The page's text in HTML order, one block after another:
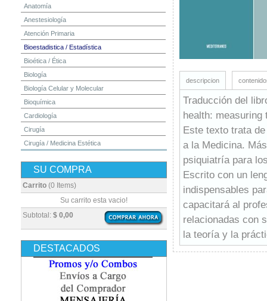
Anatomía
Anestesiología
Atención Primaria
Bioestadistica / Estadística
Bioética / Ética
Biología
Biología Celular y Molecular
Bioquímica
Cardiología
Cirugía
Cirugía / Medicina Estética
Dermatología
Diagnóstico por Imagen / Radiología
Embriología
Enfermería
Epidemiología
Farmacia / Farmacología
Fisiatría / Kinesiología
Fisiología / Fisiopatología
SU COMPRA
Carrito (0 Items)
Subtotal: $ 0,00
Su carrito esta vacio!
DESTACADOS
descripcion
Traducción del
health: measuring
Este texto trata
a la Medicina.
psiquiatría para
Escrito con un
indispensables
capacitará al
relacionadas con
la teoría y la